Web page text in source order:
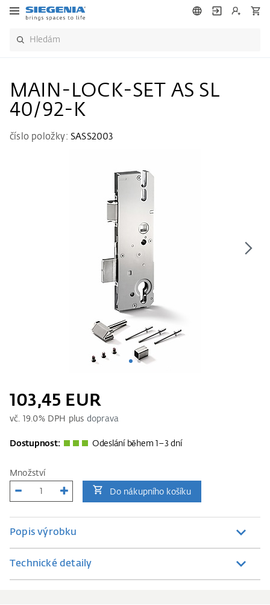
MAIN-LOCK-SET AS SL
40/92-K
číslo položky: SASS2003
103,45 EUR
vč. 19.0% DPH plus doprava
Dostupnost: Odeslání během 1–3 dní
Množství
Do nákupního košíku
Popis výrobku
Technické detaily